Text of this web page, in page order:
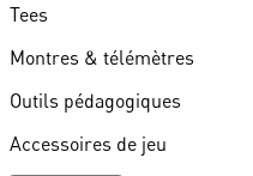
Tees
Montres & télémètres
Outils pédagogiques
Accessoires de jeu